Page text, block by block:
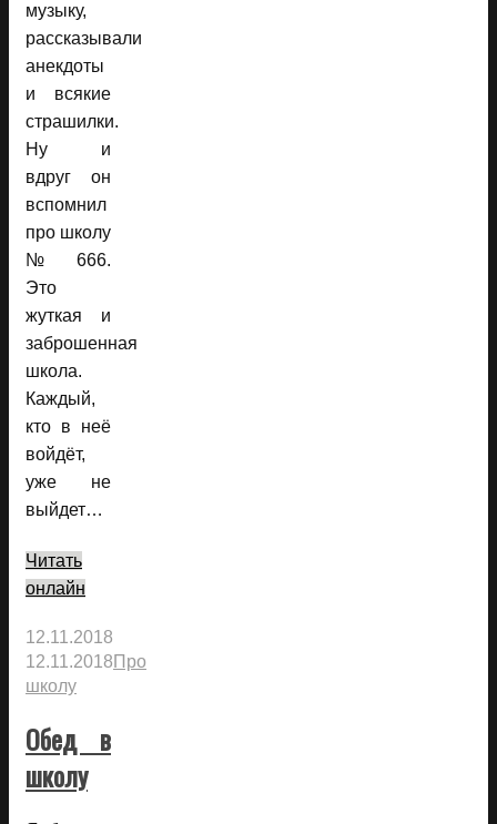
музыку,
рассказывали
анекдоты
и всякие
страшилки.
Ну и
вдруг он
вспомнил
про школу
№666.
Это
жуткая и
заброшенная
школа.
Каждый,
кто в неё
войдёт,
уже не
выйдет…
Читать
онлайн
12.11.2018
12.11.2018 Про
школу
Обед в
школу